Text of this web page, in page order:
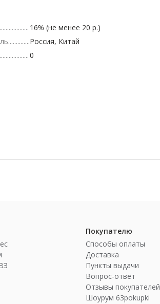
16% (не менее 20 р.)
Россия, Китай
0
Покупателю
Способы оплаты
Доставка
Пункты выдачи
Вопрос-ответ
Отзывы покупателей
Шоурум 63pokupki